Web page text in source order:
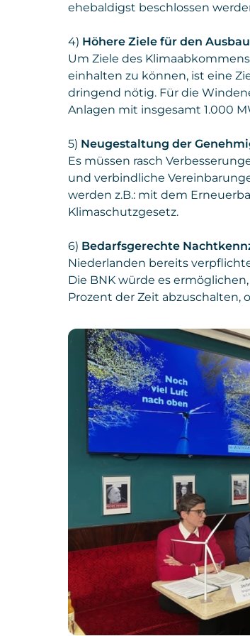
ehebaldigst beschlossen
4) Höhere Ziele für den Ausbau
Um Ziele des
einhalten zu können, ist eine
dringend nötig. Für die
Anlagen mit insgesamt 1.000
5) Neugestaltung der
Es müssen rasch
und verbindliche
werden z.B.: mit dem
Klimaschutzgesetz.
6) Bedarfsgerechte
Niederlanden bereits
Die BNK würde es
Prozent der Zeit abzuschalten,